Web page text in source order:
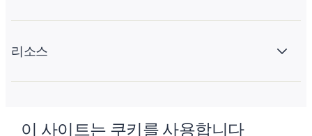
이 사이트는 쿠키를 사용합니다
리소스